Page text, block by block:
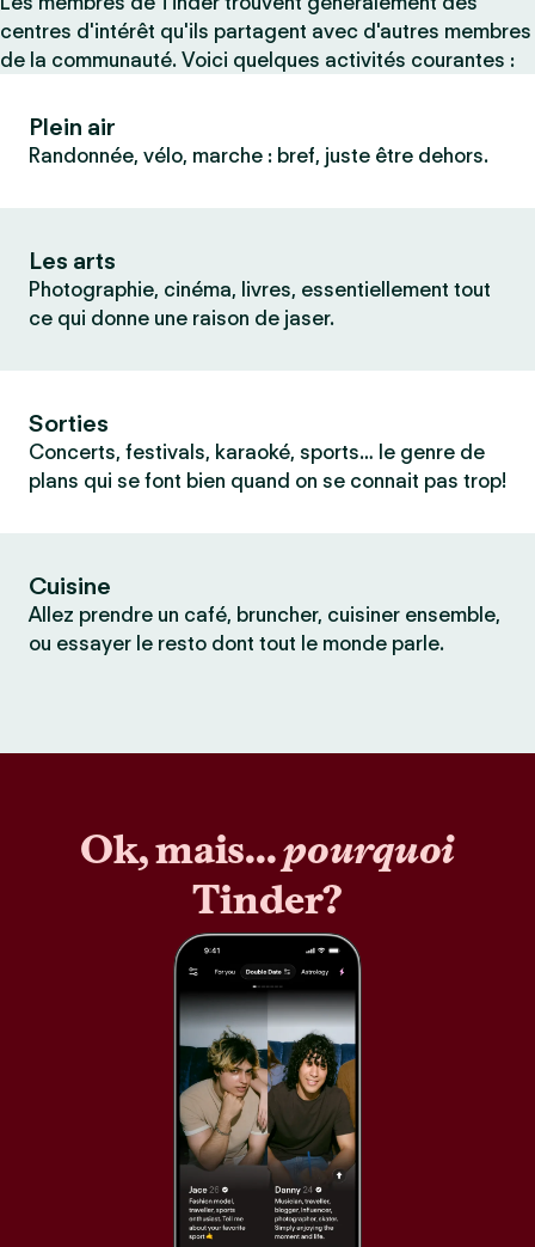
centres d'intérêt qu'ils partagent avec d'autres membres
de la communauté. Voici quelques activités courantes :
Plein air
Randonnée, vélo, marche : bref, juste être dehors.
Les arts
Photographie, cinéma, livres, essentiellement tout
ce qui donne une raison de jaser.
Sorties
Concerts, festivals, karaoké, sports… le genre de
plans qui se font bien quand on se connait pas trop!
Cuisine
Allez prendre un café, bruncher, cuisiner ensemble,
ou essayer le resto dont tout le monde parle.
Ok, mais...pourquoi
Tinder?